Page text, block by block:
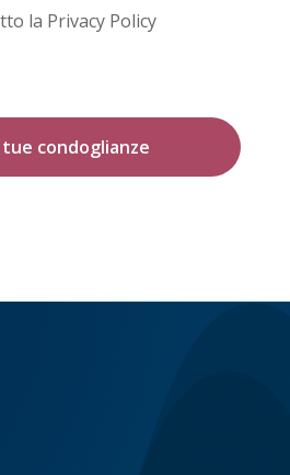
la Privacy Policy
condoglianze